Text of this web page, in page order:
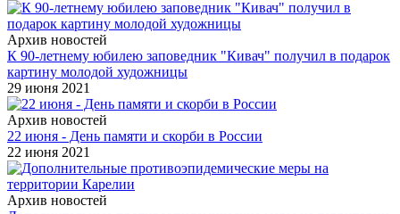
Архив новостей
К 90-летнему юбилею заповедник "Кивач" получил в подарок
картину молодой художницы
29 июня 2021
Архив новостей
22 июня - День памяти и скорби в России
22 июня 2021
Архив новостей